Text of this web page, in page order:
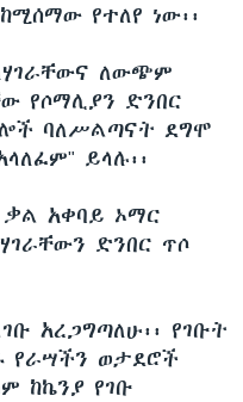
የተለየ ነው፡፡
ለውጭም
የሶማሊያን ድንበር
ባለሥልጣናት ደግሞ
ይላሉ፡፡
አቀባይ ኦማር
ድንበር ጥሶ
አረጋግጣለሁ፡፡ የገቡት
የራሣችን ወታደሮች
ከኬንያ የገቡ